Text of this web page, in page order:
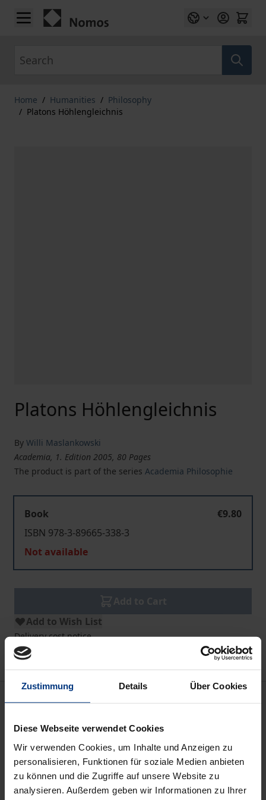
Zustimmung Details Über Cookies
Diese Webseite verwendet Cookies
Wir verwenden Cookies, um Inhalte und Anzeigen zu
personalisieren, Funktionen für soziale Medien anbieten
zu können und die Zugriffe auf unsere Website zu
analysieren. Außerdem geben wir Informationen zu Ihrer
Skip to Content
Home / Humanities / Philosophy
/ Platons Höhlengleichnis
Platons Höhlengleichnis
By Willi Maslankowski
Academia, 1. Edition 2005, 80 Pages
The product is part of the series Academia Philosophie
Book
€9.80
ISBN 978-3-89665-338-3
Not available
Add to Wish List
Delivery cost notice
Das Höhlengleichnis ist heute so aktuell wie vor fast
zweieinhalb Tausend Jahren, als es von Platon in
seinem 'Staat' aufgeschrieben worden ist (514a - 517
a). Es ist das Sinnbild einer Weltauffassung, die bis